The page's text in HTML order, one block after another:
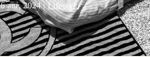
6 авг. 2024|Lifestyle